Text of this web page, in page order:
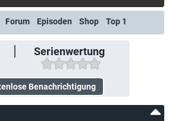
Forum Episoden Shop Top 1
Serienwertung